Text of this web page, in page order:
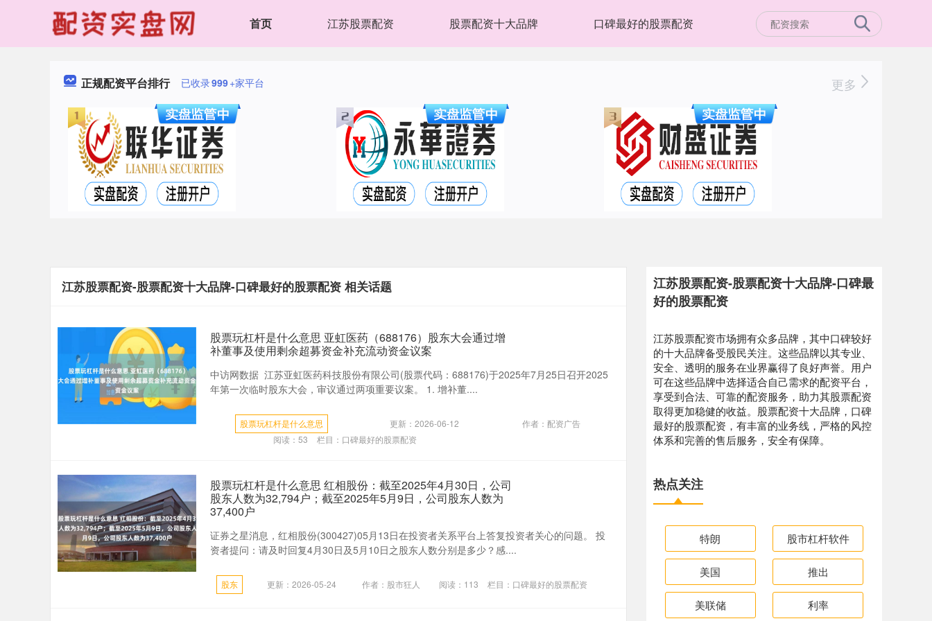
首页 江苏股票配资 股票配资十大品牌 口碑最好的股票配资
正规配资平台排行 已收录999+家平台 更多
江苏股票配资-股票配资十大品牌-口碑最好的股票配资 相关话题
股票玩杠杆是什么意思 亚虹医药（688176）股东大会通过增
补董事及使用剩余超募资金补充流动资金议案
中访网数据 江苏亚虹医药科技股份有限公司(股票代码：688176)于2025年7月25日召开2025
年第一次临时股东大会，审议通过两项重要议案。 1. 增补董....
股票玩杠杆是什么意思 更新：2026-06-12
作者：配资广告
阅读： 53 栏目： 口碑最好的股票配资
股票玩杠杆是什么意思 红相股份：截至2025年4月30日，公司
股东人数为32,794户；截至2025年5月9日，公司股东人数为
37,400户
证券之星消息，红相股份(300427)05月13日在投资者关系平台上答复投资者关心的问题。 投
资者提问：请及时回复4月30日及5月10日之股东人数分别是多少？感....
股东 更新：2026-05-24 作者：股市狂人 阅读： 113 栏目： 口碑最好的股票配资
江苏股票配资-股票配资十大品牌-口碑最
好的股票配资
江苏股票配资市场拥有众多品牌，其中口碑较好
的十大品牌备受股民关注。这些品牌以其专业、
安全、透明的服务在业界赢得了良好声誉。用户
可在这些品牌中选择适合自己需求的配资平台，
享受到合法、可靠的配资服务，助力其股票配资
取得更加稳健的收益。股票配资十大品牌，口碑
最好的股票配资，有丰富的业务线，严格的风控
体系和完善的售后服务，安全有保障。
热点关注
特朗 股市杠杆软件
美国 推出
美联储 利率